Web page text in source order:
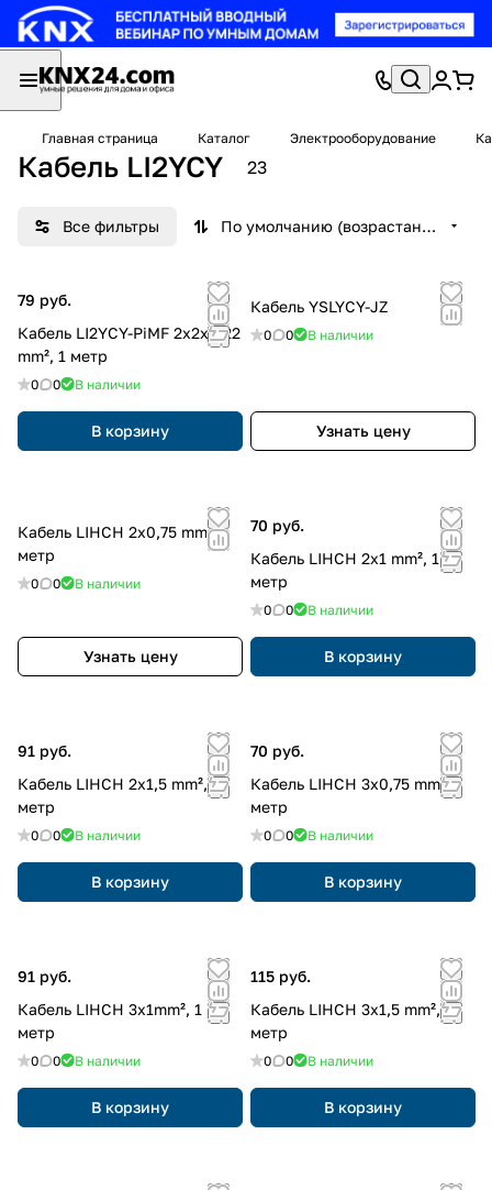
Главная страница Каталог Электрооборудование
Кабель LI2YCY 23
Все фильтры По умолчанию (возрастание)
79 руб.
Кабель LI2YCY-PiMF 2x2x0.22
mm², 1 метр
0 0 В наличии
В корзину
Кабель YSLYCY-JZ
0 0 В наличии
Узнать цену
Кабель LIHCH 2x0,75 mm², 1
метр
0 0 В наличии
Узнать цену
70 руб.
Кабель LIHCH 2x1 mm², 1
метр
0 0 В наличии
В корзину
91 руб.
Кабель LIHCH 2x1,5 mm², 1
метр
0 0 В наличии
В корзину
70 руб.
Кабель LIHCH 3x0,75 mm², 1
метр
0 0 В наличии
В корзину
91 руб.
Кабель LIHCH 3x1mm², 1
метр
0 0 В наличии
В корзину
115 руб.
Кабель LIHCH 3x1,5 mm², 1
метр
0 0 В наличии
В корзину